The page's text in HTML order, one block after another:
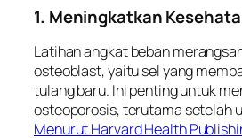
1. Meningkatkan
Latihan angkat beban
osteoblast, yaitu sel yang
tulang baru. Ini penting untuk
osteoporosis, terutama setelah
Menurut Harvard Health